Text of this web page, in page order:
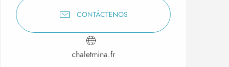
CONTÁCTENOS
chaletmina.fr